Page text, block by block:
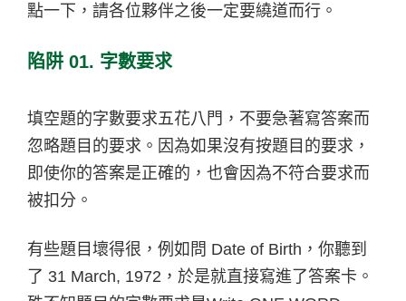
點一下，請各位夥伴之後一定要繞道而行。
陷阱 01. 字數要求
填空題的字數要求五花八門，不要急著寫答案而
忽略題目的要求。因為如果沒有按題目的要求，
即使你的答案是正確的，也會因為不符合要求而
被扣分。
有些題目壞得很，例如問 Date of Birth，你聽到
了 31 March, 1972，於是就直接寫進了答案卡。